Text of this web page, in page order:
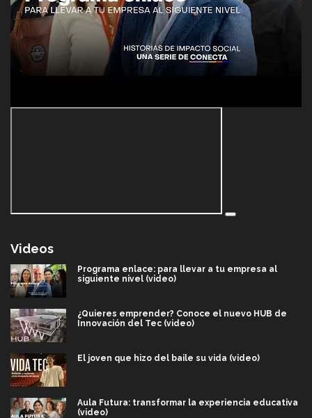
Videos
Programa enlace: para llevar a tu empresa al
siguiente nivel (video)
¿Quieres emprender? Conoce el nuevo HUB de
Innovación del Tec (video)
El joven que hizo del baile su vida (video)
Aula Futura: transformar la experiencia educativa
(video)